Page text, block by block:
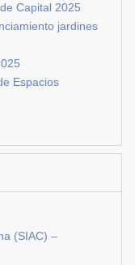
Capital 2025
jardines
Espacios
(SIAC) –